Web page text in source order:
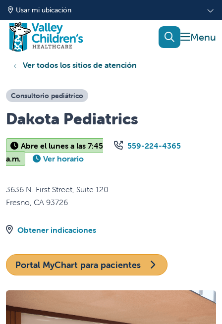
Usar mi ubicación
mostrar
buscar
Ver todos los sitios de atención
Consultorio pediátrico
Dakota Pediatrics
Abre el lunes a las 7:45
a.m.
Ver horario
559-224-4365
3636 N. First Street, Suite 120
Fresno CA 93726
Obtener indicaciones
Portal MyChart para pacientes